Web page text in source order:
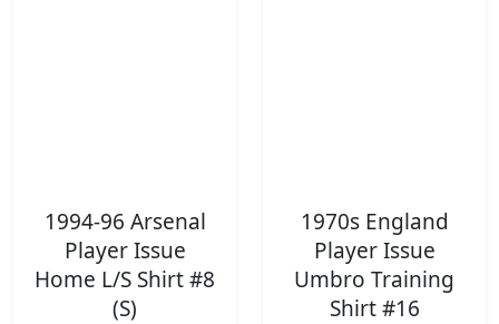
1994-96 Arsenal
Player Issue
Home L/S Shirt #8
(S)
1970s England
Player Issue
Umbro Training
Shirt #16